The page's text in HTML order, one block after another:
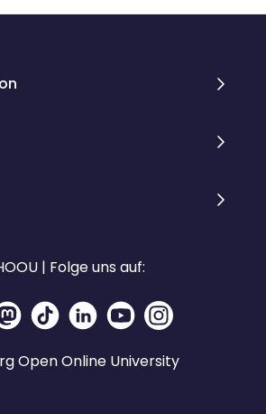
| Folge uns auf:
Open Online University